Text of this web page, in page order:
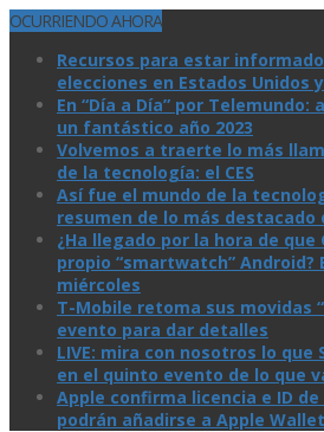
OCURRIENDO AHORA
Recursos para estar
elecciones en Estados Unidos
En “Día a Día” por
un fantástico año 2023
Volvemos a traerte lo más
de la tecnologí­a: el CES
Así­ fue el mundo de la
resumen de lo más destacado
¿Ha llegado por la hora de que
propio “smartwatch” Android?
miércoles
T-Mobile retoma sus movidas
evento para dar detalles
LIVE: mira con nosotros lo que
en el quinto evento de lo que
Apple confirma licencia e ID
podrán añadirse a Apple Wallet